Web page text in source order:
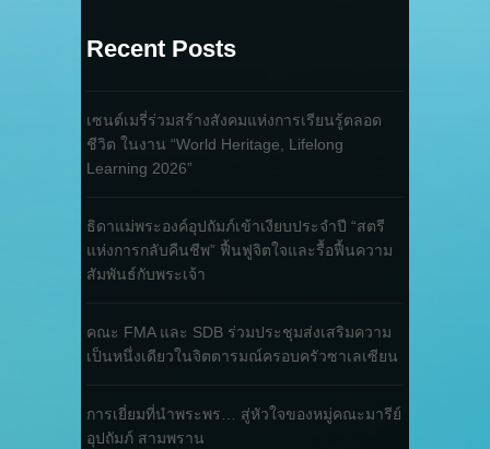
Recent Posts
เซนต์เมรี่ร่วมสร้างสังคมแห่งการเรียนรู้ตลอด
ชีวิต ในงาน “World Heritage, Lifelong
Learning 2026”
ธิดาแม่พระองค์อุปถัมภ์เข้าเงียบประจำปี “สตรี
แห่งการกลับคืนชีพ” ฟื้นฟูจิตใจและรื้อฟื้นความ
สัมพันธ์กับพระเจ้า
คณะ FMA และ SDB ร่วมประชุมส่งเสริมความ
เป็นหนึ่งเดียวในจิตตารมณ์ครอบครัวซาเลเซียน
การเยี่ยมที่นำพระพร… สู่หัวใจของหมู่คณะมารีย์
อุปถัมภ์ สามพราน